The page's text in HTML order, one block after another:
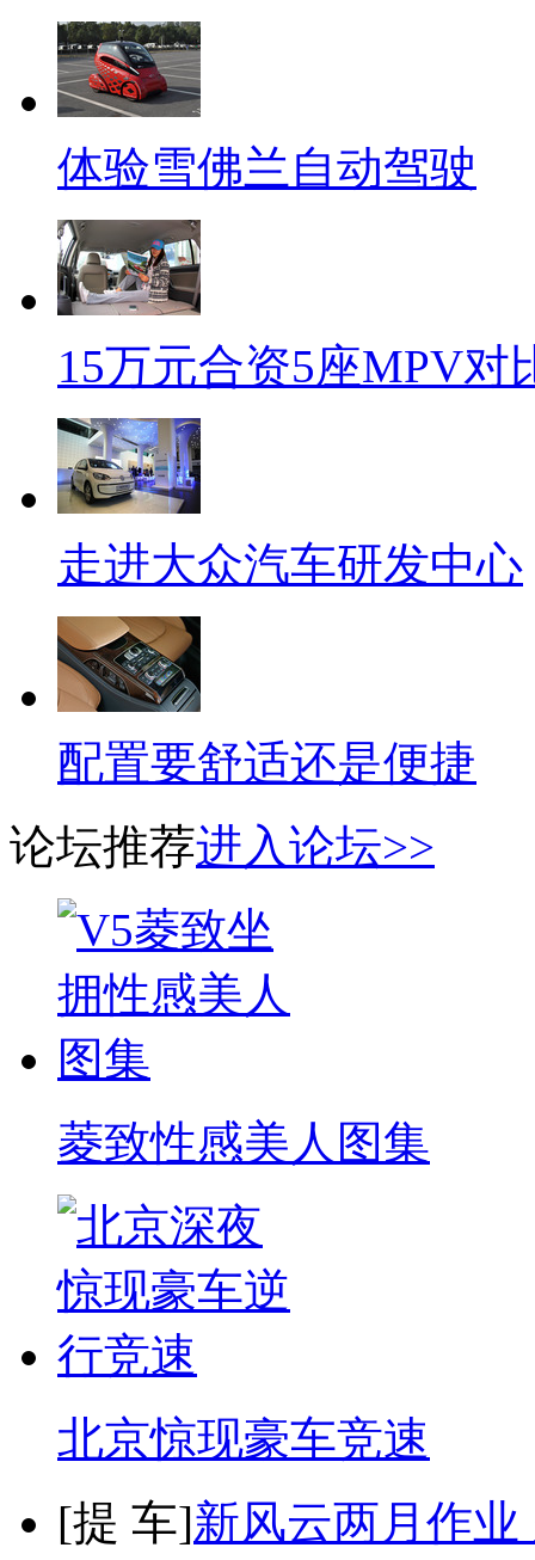
体验雪佛兰自动驾驶
15万元合资5座MPV对
走进大众汽车研发中心
配置要舒适还是便捷
论坛推荐进入论坛>>
菱致性感美人图集
北京惊现豪车竞速
[提 车]新风云两月作